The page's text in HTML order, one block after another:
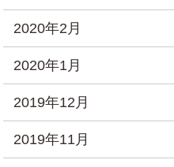
2020年2月
2020年1月
2019年12月
2019年11月